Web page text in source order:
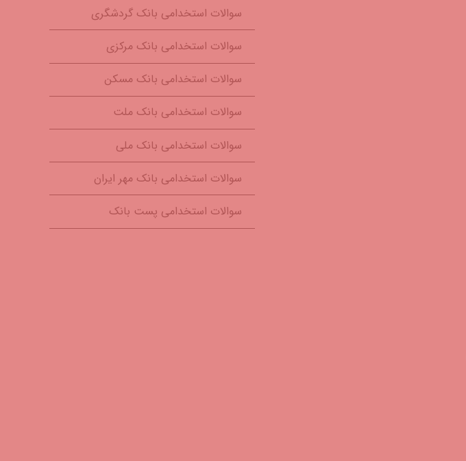
سوالات استخدامی بانک گردشگری
سوالات استخدامی بانک مرکزی
سوالات استخدامی بانک مسکن
سوالات استخدامی بانک ملت
سوالات استخدامی بانک ملی
سوالات استخدامی بانک مهر ایران
سوالات استخدامی پست بانک